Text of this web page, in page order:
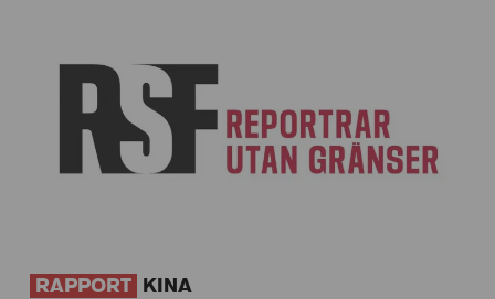
RAPPORT KINA